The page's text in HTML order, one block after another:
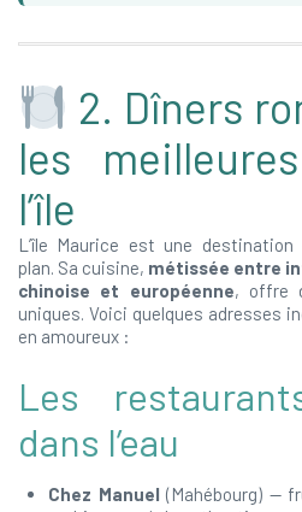
2. Dîners
les
l’île
L’île Maurice est une
plan. Sa cuisine, métissée entre
chinoise et européenne, offre
uniques. Voici quelques adresses
en amoureux :
Les
dans l’eau
Chez Manuel (Mahébourg) —